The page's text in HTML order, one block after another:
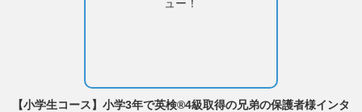
【小学生コース】小学3年で英検®4級取得の兄弟の保護者様インタ